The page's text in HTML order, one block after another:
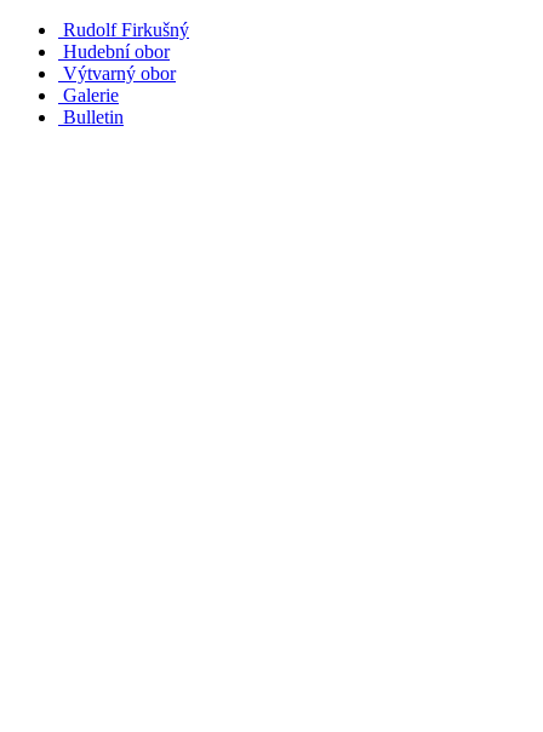
Rudolf Firkušný
Hudební obor
Výtvarný obor
Galerie
Bulletin